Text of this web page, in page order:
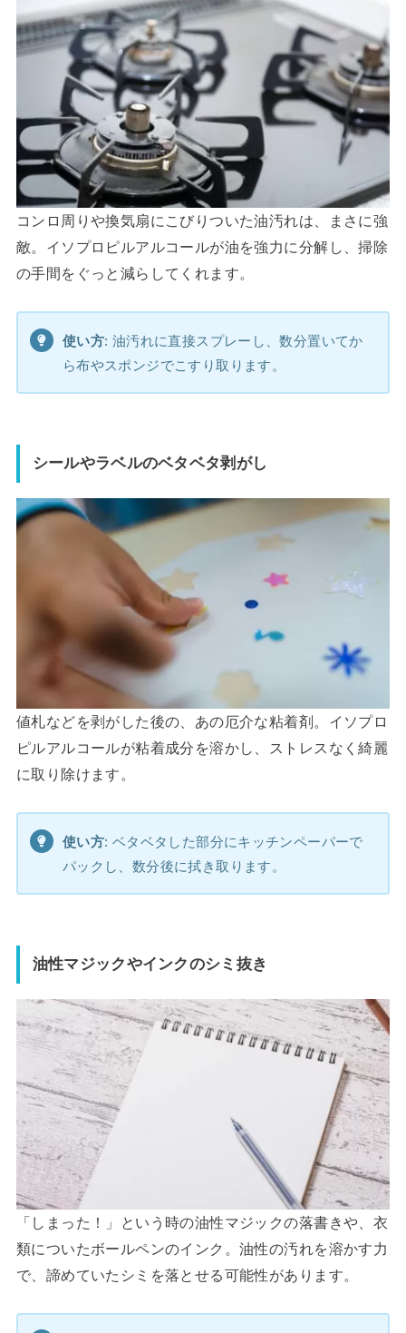
コンロ周りや換気扇にこびりついた油汚れは、まさに強
敵。イソプロピルアルコールが油を強力に分解し、掃除
の手間をぐっと減らしてくれます。
使い方: 油汚れに直接スプレーし、数分置いてか
ら布やスポンジでこすり取ります。
シールやラベルのベタベタ剥がし
値札などを剥がした後の、あの厄介な粘着剤。イソプロ
ピルアルコールが粘着成分を溶かし、ストレスなく綺麗
に取り除けます。
使い方: ベタベタした部分にキッチンペーパーで
パックし、数分後に拭き取ります。
油性マジックやインクのシミ抜き
「しまった！」という時の油性マジックの落書きや、衣
類についたボールペンのインク。油性の汚れを溶かす力
で、諦めていたシミを落とせる可能性があります。